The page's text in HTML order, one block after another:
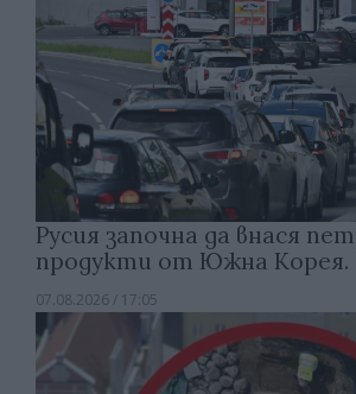
Русия започна да внася
продукти от Южна Корея.
07.08.2026 / 17:05